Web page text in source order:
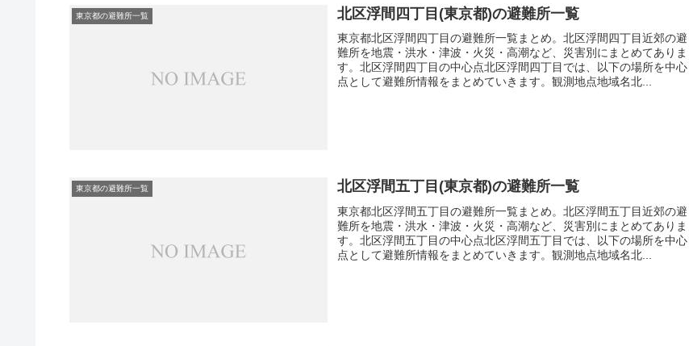
東京都の避難所一覧 北区浮間四丁目(東京都)の避難所一覧
東京都北区浮間四丁目の避難所一覧まとめ。北区浮間四丁目近郊の避
難所を地震・洪水・津波・火災・高潮など、災害別にまとめてありま
す。北区浮間四丁目の中心点北区浮間四丁目では、以下の場所を中心
点として避難所情報をまとめていきます。観測地点地域名北...
東京都の避難所一覧 北区浮間五丁目(東京都)の避難所一覧
東京都北区浮間五丁目の避難所一覧まとめ。北区浮間五丁目近郊の避
難所を地震・洪水・津波・火災・高潮など、災害別にまとめてありま
す。北区浮間五丁目の中心点北区浮間五丁目では、以下の場所を中心
点として避難所情報をまとめていきます。観測地点地域名北...